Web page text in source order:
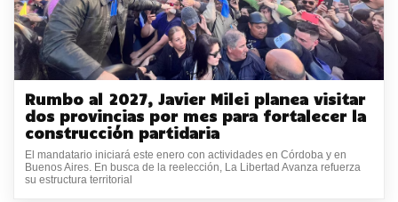
Rumbo al 2027, Javier Milei planea visitar
dos provincias por mes para fortalecer la
construcción partidaria
El mandatario iniciará este enero con actividades en Córdoba y en
Buenos Aires. En busca de la reelección, La Libertad Avanza refuerza
su estructura territorial